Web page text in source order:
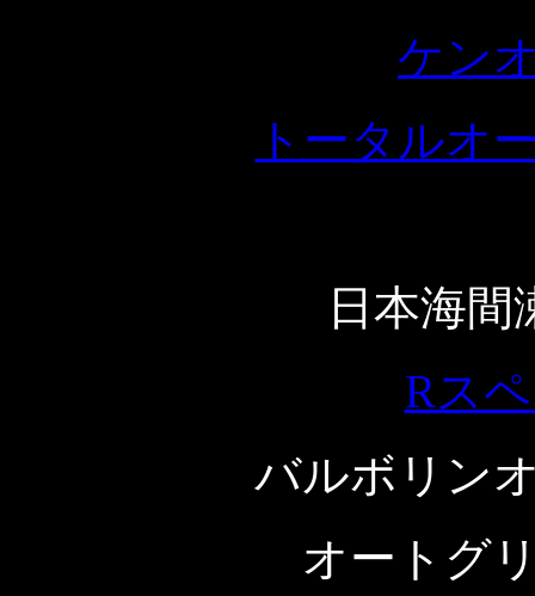
ケン
トータルオ
日本海
Rス
バルボリン
オートグ